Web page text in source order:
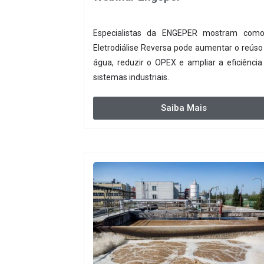
Especialistas da ENGEPER mostram
Eletrodiálise Reversa pode aumentar o
água, reduzir o OPEX e ampliar a
sistemas industriais.
Saiba Mais